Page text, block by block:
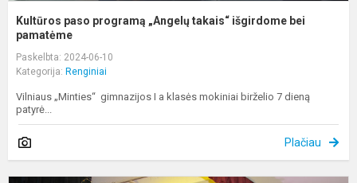
Kultūros paso programą „Angelų takais“ išgirdome bei
pamatėme
Paskelbta: 2024-06-10
Kategorija: Renginiai
Vilniaus „Minties“ gimnazijos I a klasės mokiniai birželio 7 dieną
patyrė...
Plačiau